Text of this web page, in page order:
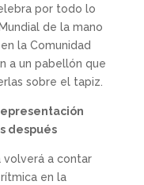
por todo lo
de la mano
la Comunidad
a un pabellón que
sobre el tapiz.
después
volverá a contar
en la